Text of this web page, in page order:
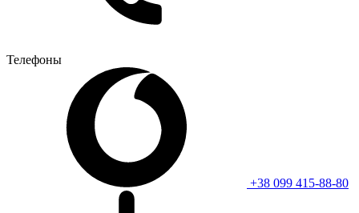
Телефоны
+38 099 415-88-80